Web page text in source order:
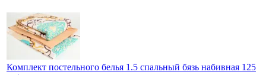
Комплект постельного белья 1.5 спальный бязь набивная 125